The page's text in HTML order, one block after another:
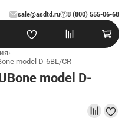
sale@asdtd.ru 8 (800) 555-06-68
?
›
model D-6BL/CR
model D-